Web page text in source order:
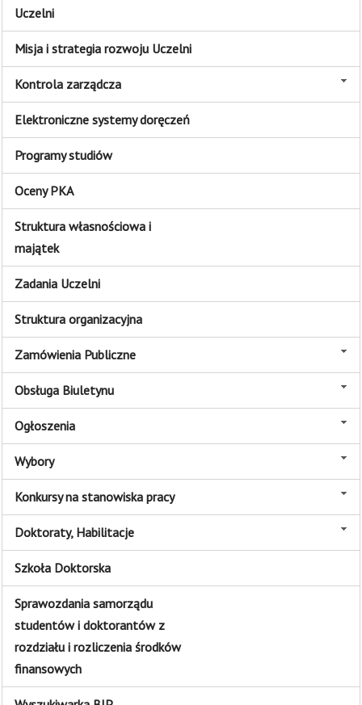
Uczelni
Misja i strategia rozwoju Uczelni
Kontrola zarządcza
Elektroniczne systemy doręczeń
Programy studiów
Oceny PKA
Struktura własnościowa i
majątek
Zadania Uczelni
Struktura organizacyjna
Zamówienia Publiczne
Obsługa Biuletynu
Ogłoszenia
Wybory
Konkursy na stanowiska pracy
Doktoraty, Habilitacje
Szkoła Doktorska
Sprawozdania samorządu
studentów i doktorantów z
rozdziału i rozliczenia środków
finansowych